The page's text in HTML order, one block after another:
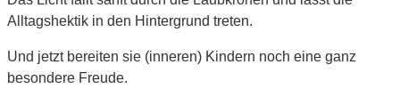
Alltagshektik in den Hintergrund treten.
Und jetzt bereiten sie (inneren) Kindern noch eine ganz
besondere Freude.